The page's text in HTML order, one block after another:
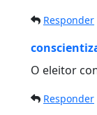
Responder
O eleitor
Responder